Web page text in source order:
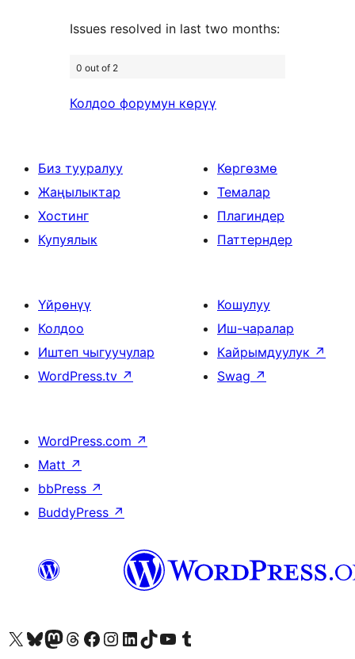
Issues resolved in last two months:
0 out of 2
Колдоо форумун көрүү
Биз тууралуу
Жаңылыктар
Хостинг
Купуялык
Көргөзмө
Темалар
Плагиндер
Паттерндер
Үйрөнүү
Колдоо
Иштеп чыгуучулар
WordPress.tv ↗
Кошулуу
Иш-чаралар
Кайрымдуулук ↗
Swag ↗
WordPress.com ↗
Matt ↗
bbPress ↗
BuddyPress ↗
Visit our X (formerly Twitter) account
Visit our Bluesky account
Биздин Mastodon түрмөгүбүзгө баш багыңыз
Visit our Threads account
Биздин Facebook баракчабызга кириңиз
Биздин Instagram баракчабызга баш багыңыз
Биздин LinkedIn баракчабызга баш багыңыз
Visit our TikTok account
Visit our YouTube channel
Visit our Tumblr account